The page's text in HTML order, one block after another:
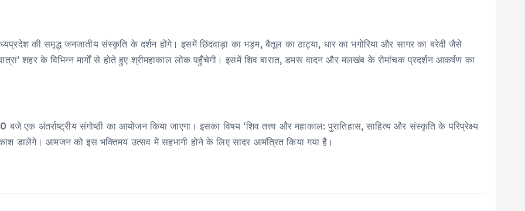
की समृद्ध जनजातीय संस्कृति के दर्शन होंगे। इसमें छिंदवाड़ा का भड़म, बैतूल का ठाट्या, धार का भगोरिया और सागर का बरेदी जैसे
शहर के विभिन्न मार्गों से होते हुए श्रीमहाकाल लोक पहुँचेगी। इसमें शिव बारात, डमरू वादन और मलखंब के रोमांचक प्रदर्शन आकर्षण का
एक अंतर्राष्ट्रीय संगोष्ठी का आयोजन किया जाएगा। इसका विषय ‘शिव तत्त्व और महाकाल: पुरातिहास, साहित्य और संस्कृति के परिप्रेक्ष्य
डालेंगे। आमजन को इस भक्तिमय उत्सव में सहभागी होने के लिए सादर आमंत्रित किया गया है।